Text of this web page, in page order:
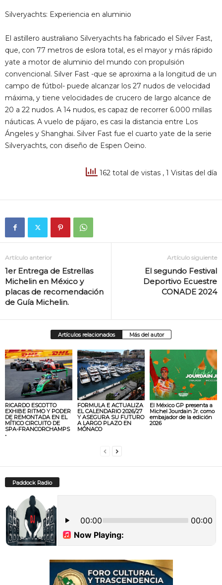
Silveryachts: Experiencia en aluminio
El astillero australiano Silveryachts ha fabricado el Silver Fast,
que, con 77 metros de eslora total, es el mayor y más rápido
yate a motor de aluminio del mundo con propulsión
convencional. Silver Fast -que se aproxima a la longitud de un
campo de fútbol- puede alcanzar los 27 nudos de velocidad
máxima, y tiene velocidades de crucero de largo alcance de
20 a 22 nudos. A 14 nudos, es capaz de recorrer 6.000 millas
náuticas. A vuelo de pájaro, es casi la distancia entre Los
Ángeles y Shanghai. Silver Fast fue el cuarto yate de la serie
Silveryachts, con diseño de Espen Oeino.
162 total de vistas , 1 Visitas del día
Artículo anterior
1er Entrega de Estrellas
Michelin en México y
placas de recomendación
de Guía Michelin.
Artículo siguiente
El segundo Festival
Deportivo Ecuestre
CONADE 2024
Artículos relacionados Más del autor
RICARDO ESCOTTO
EXHIBE RITMO Y PODER
DE REMONTADA EN EL
MÍTICO CIRCUITO DE
SPA-FRANCORCHAMPS
•
FORMULA E ACTUALIZA
EL CALENDARIO 2026/27
Y ASEGURA SU FUTURO
A LARGO PLAZO EN
MÓNACO
El México GP presenta a
Michel Jourdain Jr. como
embajador de la edición
2026
Paddock Radio